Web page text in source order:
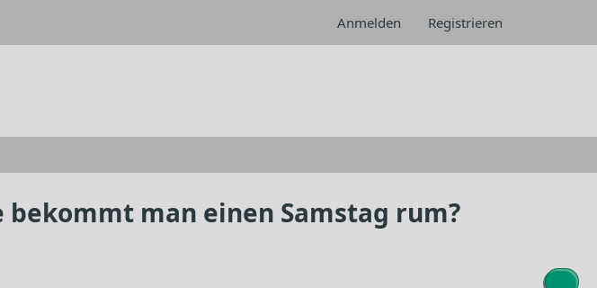
Anmelden Registrieren
man einen Samstag rum?